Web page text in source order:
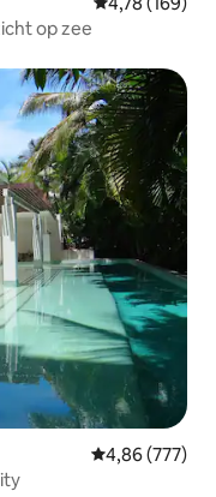
op zee
Gemiddelde
4,86 (777)